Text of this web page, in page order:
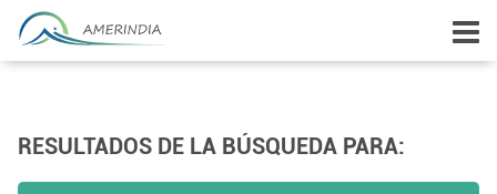
RESULTADOS DE LA BÚSQUEDA PARA: